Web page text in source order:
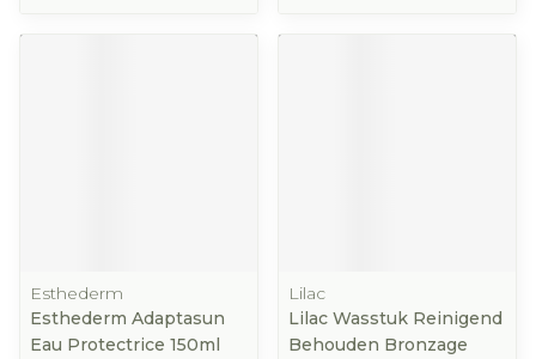
Esthederm
Esthederm Adaptasun
Eau Protectrice 150ml
Lilac
Lilac Wasstuk Reinigend
Behouden Bronzage